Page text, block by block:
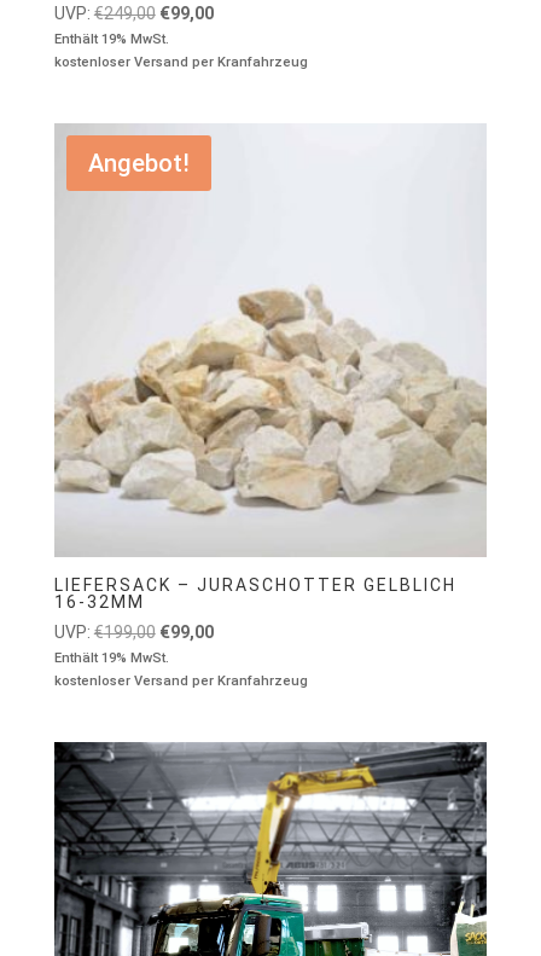
UVP: €249,00 Ursprünglicher
Preis
war:
€99,00Aktueller
ist:
Enthält 19% MwSt.
kostenloser Versand per Kranfahrzeug
Angebot!
LIEFERSACK – JURASCHOTTER GELBLICH
16-32MM
UVP: €199,00 Ursprünglicher
Preis
war:
€99,00Aktueller
ist:
Enthält 19% MwSt.
kostenloser Versand per Kranfahrzeug